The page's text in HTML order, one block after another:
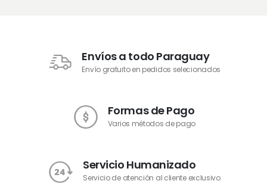
Envíos a todo Paraguay
Envío gratuito en pedidos selecionados
Formas de Pago
Varios métodos de pago
Servicio Humanizado
Servicio de atención al cliente exclusivo